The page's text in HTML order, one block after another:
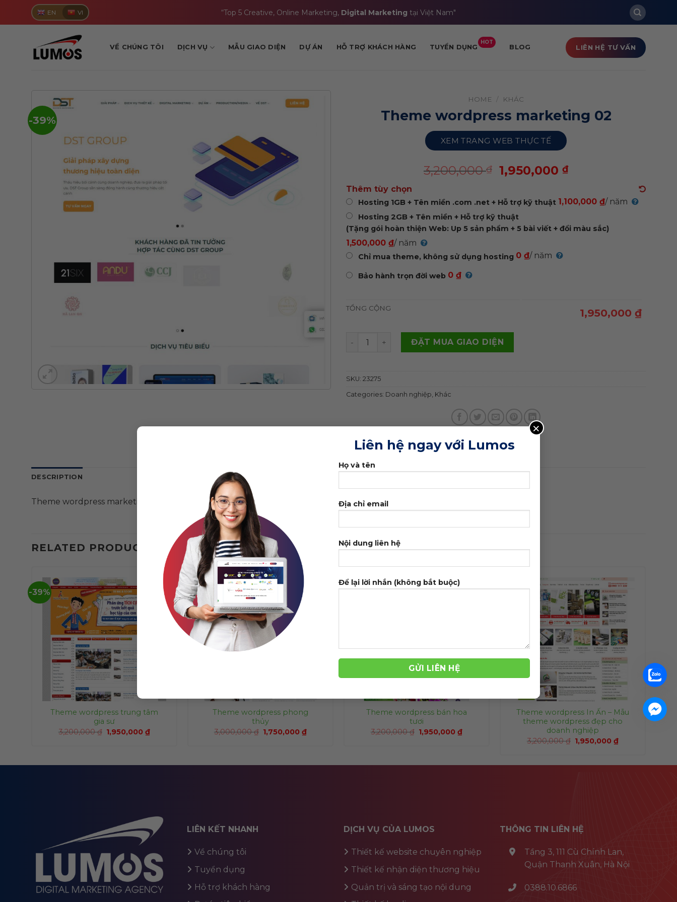
Liên hệ ngay với Lumos
Họ và tên
Địa chỉ email
Nội dung liên hệ
Để lại lời nhắn (không bắt buộc)
×
EN VI “Top 5 Creative, Online Marketing, Digital Marketing tại Việt Nam"
VỀ CHÚNG TÔI DỊCH VỤ MẪU GIAO DIỆN DỰ ÁN HỖ TRỢ KHÁCH HÀNG TUYỂN DỤNG
HOT
BLOG LIÊN HỆ TƯ VẤN
-39%
HOME / KHÁC
Theme wordpress marketing 02
XEM TRANG WEB THỰC TẾ
3,200,000₫ 1,950,000₫
Thêm tùy chọn
Hosting 1GB + Tên miền .com .net + Hỗ trợ kỹ thuật 1,100,000 ₫/ năm
Hosting 2GB + Tên miền + Hỗ trợ kỹ thuật
(Tặng gói hoàn thiện Web: Up 5 sản phẩm + 5 bài viết + đổi màu sắc)
1,500,000 ₫/ năm
Chỉ mua theme, không sử dụng hosting 0 ₫/ năm
Bảo hành trọn đời web 0 ₫
TỔNG CỘNG 1,950,000 ₫
Theme wordpress marketing 02 quantity
ĐẶT MUA GIAO DIỆN
SKU: 23275
Categories: Doanh nghiệp, Khác
DESCRIPTION
Theme wordpress marketing 02
RELATED PRODUCTS
-39%
Theme wordpress trung tâm
gia sư
3,200,000₫ 1,950,000₫
-42%
Theme wordpress phong
thủy
3,000,000₫ 1,750,000₫
-39%
Theme wordpress bán hoa
tươi
3,200,000₫ 1,950,000₫
-39%
Theme wordpress In Ấn – Mẫu
theme wordpress đẹp cho
doanh nghiệp
3,200,000₫ 1,950,000₫
LIÊN KẾT NHANH
Về chúng tôi
Tuyển dụng
Hỗ trợ khách hàng
DỊCH VỤ CỦA LUMOS
Thiết kế website chuyên nghiệp
Thiết kế nhận diện thương hiệu
Quản trị và sáng tạo nội dung
THÔNG TIN LIÊN HỆ
Tầng 3, 111 Cù Chính Lan,
Quận Thanh Xuân, Hà Nội
0388.10.6866